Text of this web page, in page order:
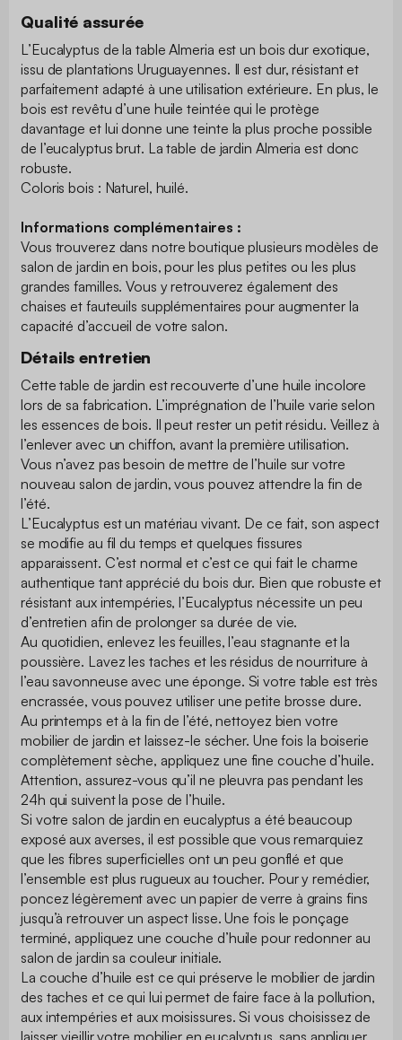
Qualité assurée
L’Eucalyptus de la table Almeria est un bois dur exotique,
issu de plantations Uruguayennes. Il est dur, résistant et
parfaitement adapté à une utilisation extérieure. En plus, le
bois est revêtu d’une huile teintée qui le protège
davantage et lui donne une teinte la plus proche possible
de l’eucalyptus brut. La table de jardin Almeria est donc
robuste.
Coloris bois : Naturel, huilé.
Informations complémentaires :
Vous trouverez dans notre boutique plusieurs modèles de
salon de jardin en bois, pour les plus petites ou les plus
grandes familles. Vous y retrouverez également des
chaises et fauteuils supplémentaires pour augmenter la
capacité d’accueil de votre salon.
Détails entretien
Cette table de jardin est recouverte d’une huile incolore
lors de sa fabrication. L’imprégnation de l’huile varie selon
les essences de bois. Il peut rester un petit résidu. Veillez à
l’enlever avec un chiffon, avant la première utilisation.
Vous n’avez pas besoin de mettre de l’huile sur votre
nouveau salon de jardin, vous pouvez attendre la fin de
l’été.
L’Eucalyptus est un matériau vivant. De ce fait, son aspect
se modifie au fil du temps et quelques fissures
apparaissent. C’est normal et c’est ce qui fait le charme
authentique tant apprécié du bois dur. Bien que robuste et
résistant aux intempéries, l’Eucalyptus nécessite un peu
d’entretien afin de prolonger sa durée de vie.
Au quotidien, enlevez les feuilles, l’eau stagnante et la
poussière. Lavez les taches et les résidus de nourriture à
l’eau savonneuse avec une éponge. Si votre table est très
encrassée, vous pouvez utiliser une petite brosse dure.
Au printemps et à la fin de l’été, nettoyez bien votre
mobilier de jardin et laissez-le sécher. Une fois la boiserie
complètement sèche, appliquez une fine couche d’huile.
Attention, assurez-vous qu’il ne pleuvra pas pendant les
24h qui suivent la pose de l’huile.
Si votre salon de jardin en eucalyptus a été beaucoup
exposé aux averses, il est possible que vous remarquiez
que les fibres superficielles ont un peu gonflé et que
l’ensemble est plus rugueux au toucher. Pour y remédier,
poncez légèrement avec un papier de verre à grains fins
jusqu’à retrouver un aspect lisse. Une fois le ponçage
terminé, appliquez une couche d’huile pour redonner au
salon de jardin sa couleur initiale.
La couche d’huile est ce qui préserve le mobilier de jardin
des taches et ce qui lui permet de faire face à la pollution,
aux intempéries et aux moisissures. Si vous choisissez de
laisser vieillir votre mobilier en eucalyptus, sans appliquer